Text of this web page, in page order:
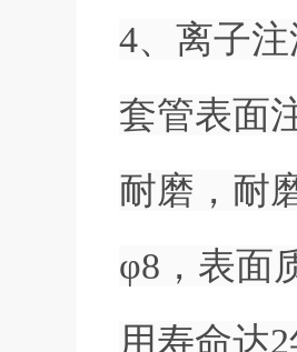
4、离子
套管表面
耐磨，耐
φ8，表面
用寿命达